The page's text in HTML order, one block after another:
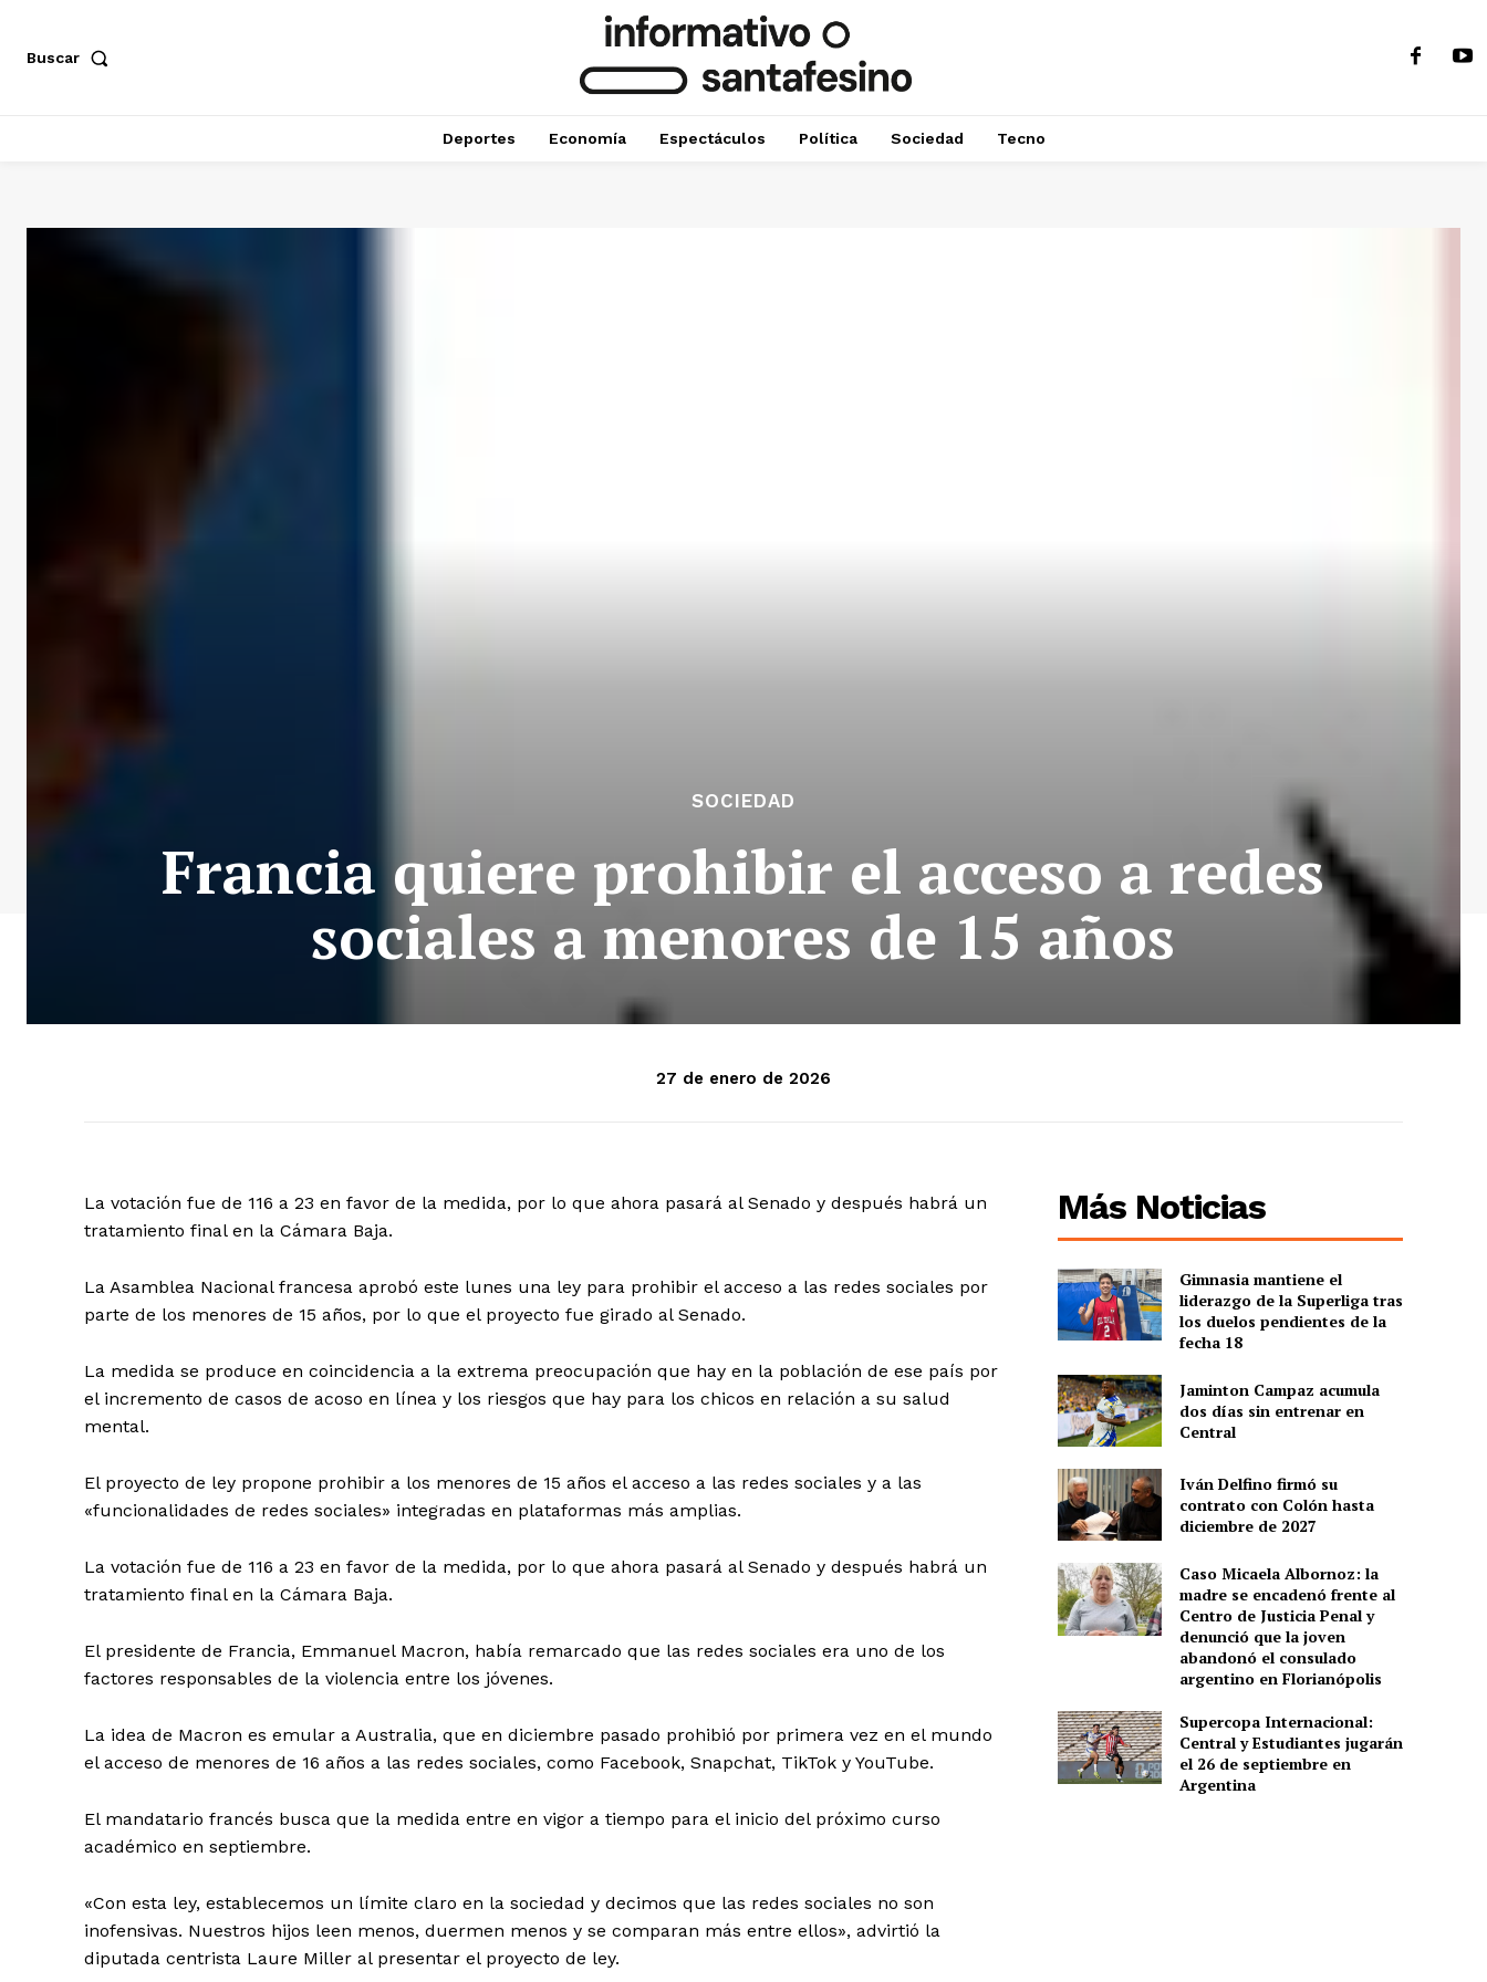
Buscar
Deportes Economía Espectáculos Política Sociedad Tecno
SOCIEDAD
Francia quiere prohibir el acceso a redes
sociales a menores de 15 años
27 de enero de 2026
La votación fue de 116 a 23 en favor de la medida, por lo que ahora pasará al Senado y después habrá un
tratamiento final en la Cámara Baja.
La Asamblea Nacional francesa aprobó este lunes una ley para prohibir el acceso a las redes sociales por
parte de los menores de 15 años, por lo que el proyecto fue girado al Senado.
La medida se produce en coincidencia a la extrema preocupación que hay en la población de ese país por
el incremento de casos de acoso en línea y los riesgos que hay para los chicos en relación a su salud
mental.
El proyecto de ley propone prohibir a los menores de 15 años el acceso a las redes sociales y a las
«funcionalidades de redes sociales» ⁠integradas en plataformas más amplias.
La votación fue de 116 a 23 en favor de la medida, por lo que ahora pasará al Senado y después habrá un
tratamiento final en la Cámara Baja.
El presidente de Francia, Emmanuel Macron, había remarcado que las redes sociales era uno de los
factores responsables de la ⁠violencia entre los jóvenes.
La idea de Macron es emular a Australia, que en diciembre pasado prohibió por primera vez en el mundo
el acceso de menores de 16 años a las redes sociales, como Facebook, Snapchat, TikTok y YouTube.
El mandatario francés busca que la medida entre en vigor a tiempo para el inicio del próximo curso
académico en septiembre.
«Con esta ley, establecemos un límite claro en la sociedad y decimos que las redes sociales no son
inofensivas. Nuestros hijos leen menos, duermen menos y se comparan más entre ellos», advirtió la
diputada centrista Laure Miller al presentar el proyecto de ley.
Más Noticias
Gimnasia mantiene el
liderazgo de la Superliga tras
los duelos pendientes de la
fecha 18
Jaminton Campaz acumula
dos días sin entrenar en
Central
Iván Delfino firmó su
contrato con Colón hasta
diciembre de 2027
Caso Micaela Albornoz: la
madre se encadenó frente al
Centro de Justicia Penal y
denunció que la joven
abandonó el consulado
argentino en Florianópolis
Supercopa Internacional:
Central y Estudiantes jugarán
el 26 de septiembre en
Argentina